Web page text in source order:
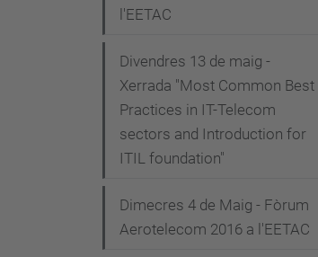
l'EETAC
Divendres 13 de maig -
Xerrada "Most Common Best
Practices in IT-Telecom
sectors and Introduction for
ITIL foundation"
Dimecres 4 de Maig - Fòrum
Aerotelecom 2016 a l'EETAC